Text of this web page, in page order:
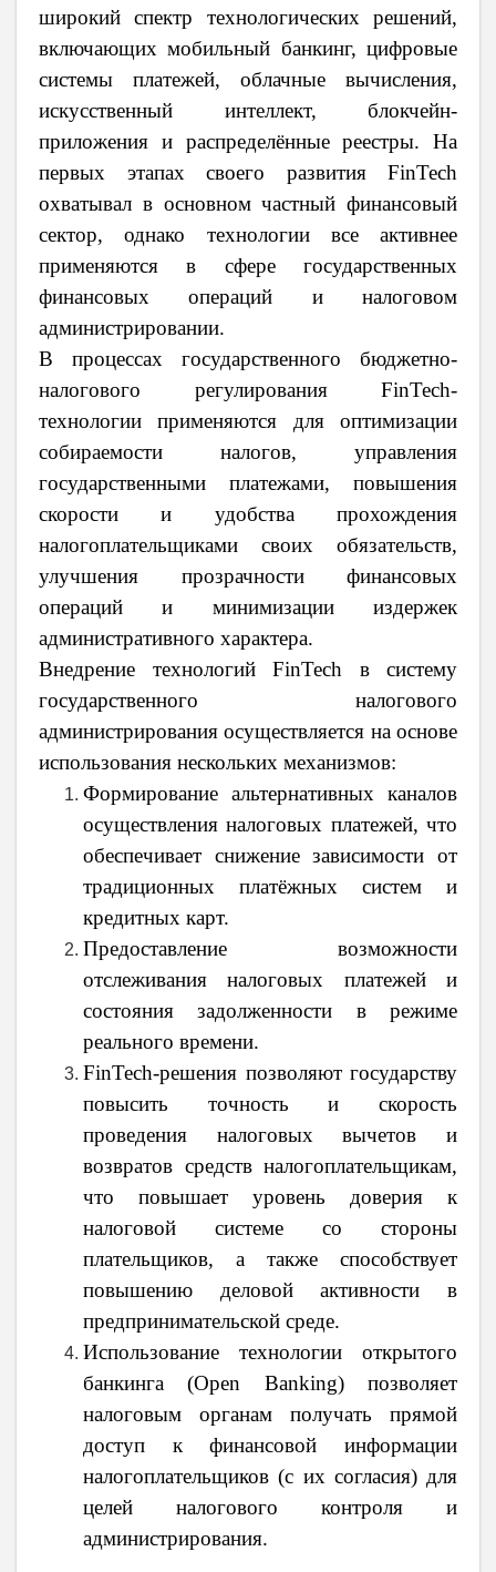
широкий спектр технологических решений,
включающих мобильный банкинг, цифровые
системы платежей, облачные вычисления,
искусственный интеллект, блокчейн-
приложения и распределённые реестры. На
первых этапах своего развития FinTech
охватывал в основном частный финансовый
сектор, однако технологии все активнее
применяются в сфере государственных
финансовых операций и налоговом
администрировании.
В процессах государственного бюджетно-
налогового регулирования FinTech-
технологии применяются для оптимизации
собираемости налогов, управления
государственными платежами, повышения
скорости и удобства прохождения
налогоплательщиками своих обязательств,
улучшения прозрачности финансовых
операций и минимизации издержек
административного характера.
Внедрение технологий FinTech в систему
государственного налогового
администрирования осуществляется на основе
использования нескольких механизмов:
Формирование альтернативных каналов
осуществления налоговых платежей, что
обеспечивает снижение зависимости от
традиционных платёжных систем и
кредитных карт.
Предоставление возможности
отслеживания налоговых платежей и
состояния задолженности в режиме
реального времени.
FinTech-решения позволяют государству
повысить точность и скорость
проведения налоговых вычетов и
возвратов средств налогоплательщикам,
что повышает уровень доверия к
налоговой системе со стороны
плательщиков, а также способствует
повышению деловой активности в
предпринимательской среде.
Использование технологии открытого
банкинга (Open Banking) позволяет
налоговым органам получать прямой
доступ к финансовой информации
налогоплательщиков (с их согласия) для
целей налогового контроля и
администрирования.